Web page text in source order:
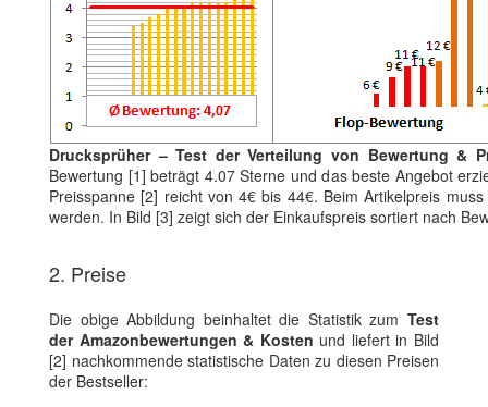
Drucksprüher – Test der Verteilung von Bewertung &
Bewertung [1] beträgt 4.07 Sterne und das beste Angebot
Preisspanne [2] reicht von 4€ bis 44€. Beim Artikelpreis
werden. In Bild [3] zeigt sich der Einkaufspreis sortiert nach
2. Preise
Die obige Abbildung beinhaltet die Statistik zum Test
der Amazonbewertungen & Kosten und liefert in Bild
[2] nachkommende statistische Daten zu diesen Preisen
der Bestseller: